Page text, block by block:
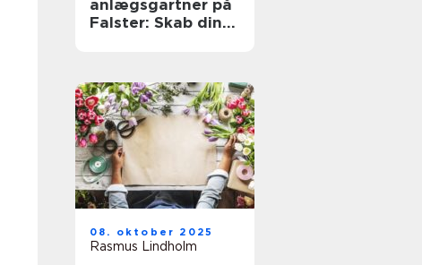
anlægsgartner på
Falster: Skab din
08. oktober 2025
Rasmus Lindholm